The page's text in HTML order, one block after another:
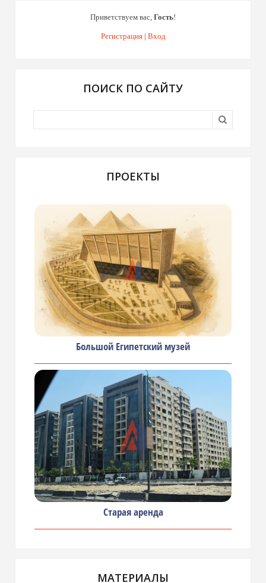
Приветствуем вас, Гость!
Регистрация| Вход
ПОИСК ПО САЙТУ
ПРОЕКТЫ
Большой Египетский музей
Старая аренда
МАТЕРИАЛЫ